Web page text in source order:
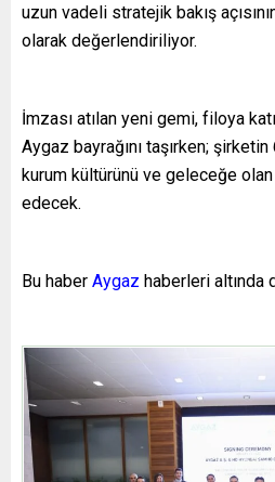
uzun vadeli stratejik bakış
olarak değerlendiriliyor.
İmzası atılan yeni gemi, filoya
Aygaz bayrağını taşırken;
kurum kültürünü ve geleceğe olan
edecek.
Bu haber Aygaz haberleri altında